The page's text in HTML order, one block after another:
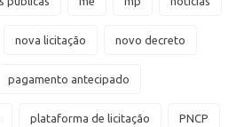
nova licitação novo decreto
pagamento antecipado
plataforma de licitação PNCP